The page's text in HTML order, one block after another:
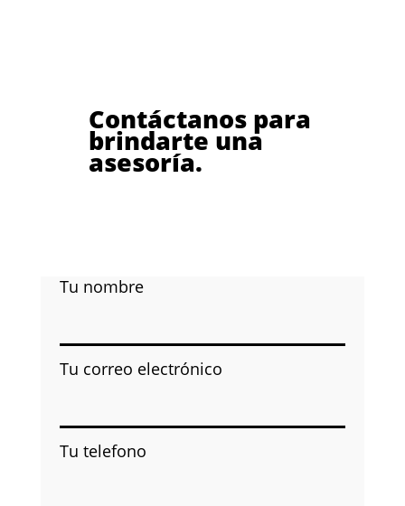
Contáctanos para
brindarte una
asesoría.
Tu nombre
Tu correo electrónico
Tu telefono